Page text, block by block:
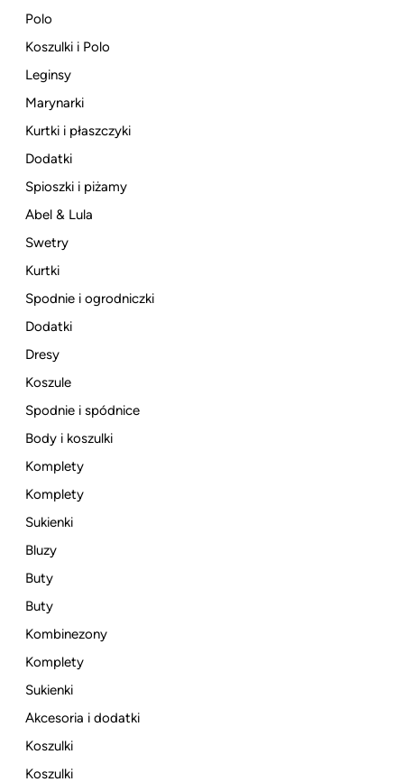
Polo
Koszulki i Polo
Leginsy
Marynarki
Kurtki i płaszczyki
Dodatki
Spioszki i piżamy
Abel & Lula
Swetry
Kurtki
Spodnie i ogrodniczki
Dodatki
Dresy
Koszule
Spodnie i spódnice
Body i koszulki
Komplety
Komplety
Sukienki
Bluzy
Buty
Buty
Kombinezony
Komplety
Sukienki
Akcesoria i dodatki
Koszulki
Koszulki